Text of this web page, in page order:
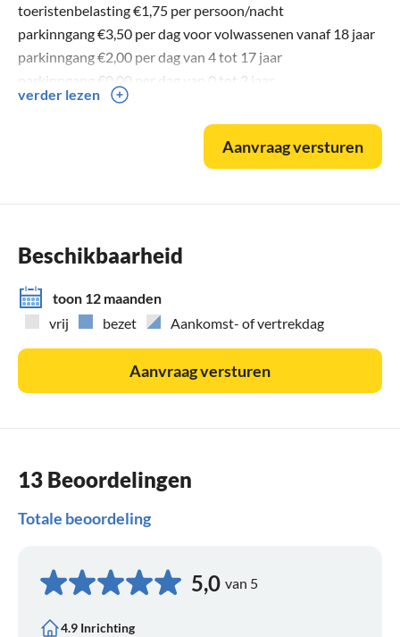
toeristenbelasting €1,75 per persoon/nacht
parkinngang €3,50 per dag voor volwassenen vanaf 18 jaar
parkinngang €2,00 per dag van 4 tot 17 jaar
parkinngang €0,00 per dag van 0 tot 3 jaar
Check-in van 16.00 uur tot 17.00 uur, sleuteloverdracht bij
de receptie, betaling van de parkinngang en
toeristenbelasting, evenals de extra geboekte aanvullende
verder lezen
Aanvraag versturen
Beschikbaarheid
toon 12 maanden
vrij
bezet Aankomst- of vertrekdag
Aanvraag versturen
13 Beoordelingen
Totale beoordeling
5,0 van 5
4.9 Inrichting